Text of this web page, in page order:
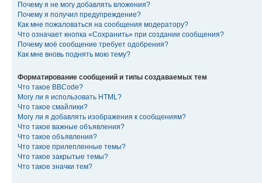
Почему я не могу добавлять вложения?
Почему я получил предупреждение?
Как мне пожаловаться на сообщения модератору?
Что означает кнопка «Сохранить» при создании сообщения?
Почему моё сообщение требует одобрения?
Как мне вновь поднять мою тему?
Форматирование сообщений и типы создаваемых тем
Что такое BBCode?
Могу ли я использовать HTML?
Что такое смайлики?
Могу ли я добавлять изображения к сообщениям?
Что такое важные объявления?
Что такое объявления?
Что такое прилепленные темы?
Что такое закрытые темы?
Что такое значки тем?